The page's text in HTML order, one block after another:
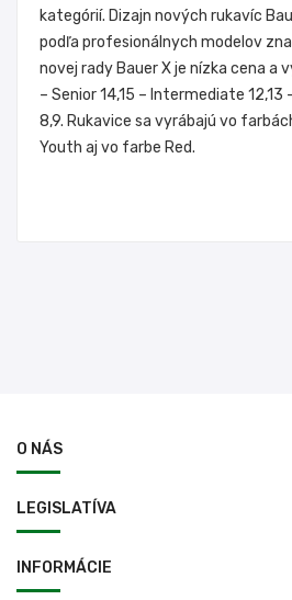
kategórií. Dizajn nových rukavíc
podľa profesionálnych modelov
novej rady Bauer X je nízka cena a
– Senior 14,15 – Intermediate 12,13
8,9. Rukavice sa vyrábajú vo
Youth aj vo farbe Red.
O NÁS
LEGISLATÍVA
INFORMÁCIE